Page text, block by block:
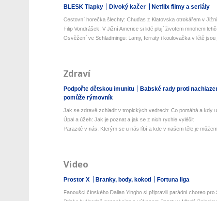
BLESK Tlapky Divoký kačer Netflix filmy a seriály
Cestovní horečka šlechty: Chuďas z Klatovska otrokářem v
Filip Vondrášek: V Jižní Americe si lidé plují životem mnohem
Osvěžení ve Schladmingu: Lamy, ferraty i koulovačka v létě jsou
Zdraví
Podpořte dětskou imunitu
Babské rady proti
pomůže rýmovník
Jak se zdravě zchladit v tropických vedrech: Co pomáhá a kdy
Úpal a úžeh: Jak je poznat a jak se z nich rychle vyléčit
Parazité v nás: Kterým se u nás líbí a kde v našem těle je
Video
Prostor X Branky, body, kokoti Fortuna liga
Fanoušci čínského Dalian Yingbo si připravili parádní choreo pro